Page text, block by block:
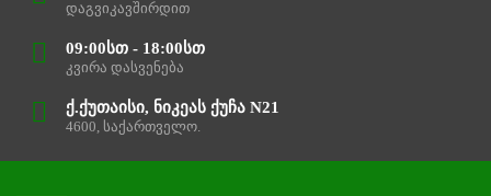
დაგვიკავშირდით
09:00სთ - 18:00სთ
კვირა დასვენება
ქ.ქუთაისი, ნიკეას ქუჩა N21
4600, საქართველო.